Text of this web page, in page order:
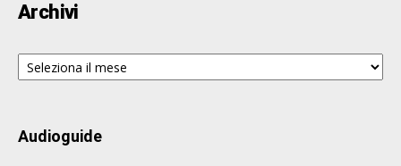
Archivi
Archivi
Audioguide